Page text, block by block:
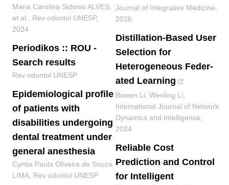
Maria Carolina Sidonio ALVES,
et al.
Rev odontol UNESP,
2024
Periodikos :: ROU -
Search results
Rev odontol UNESP
Epidemiological profile
of patients with
disabilities undergoing
dental treatment under
general anesthesia
Cyntia Paula Oliveira de Souza
LIMA Rev odontol UNESP
Journal of Integrative Medicine
2026
Distillation-Based User
Selection for
Heterogeneous Feder-
ated Learning
Bowen Li, Wenling Li
International Journal of Network
Dynamics and Intelligence
2024
Reliable Cost
Prediction and Control
for Intelligent